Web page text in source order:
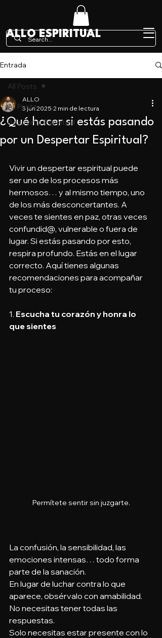
ALLO ESPIRITUAL
Entrada
All Posts
Despertar Espiritual
All Posts
¿Qué hacer si estás pasando
por un Despertar Espiritual?
ALLO
3 jun 2025 2 min de lectura
Vivir un despertar espiritual puede
ser uno de los procesos más
hermosos… y al mismo tiempo, uno
de los más desconcertantes. A
veces te sientes en paz, otras veces
confundid@, vulnerable o fuera de
lugar. Si estás pasando por esto,
respira profundo. Estás en el lugar
correcto. Aquí tienes algunas
recomendaciones para acompañar
tu proceso:
1. Escucha tu corazón y honra lo
que sientes
Permítete sentir sin juzgarte.
La confusión, la sensibilidad, las
emociones intensas… todo forma
parte de la sanación.
En lugar de luchar contra lo que
aparece, obsérvalo con amabilidad.
No necesitas tener todas las
respuestas.
Solo necesitas estar presente con lo